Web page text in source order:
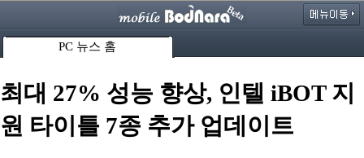
PC 뉴스 홈
최대 27% 성능 향상, 인텔 iBOT 지
원 타이틀 7종 추가 업데이트